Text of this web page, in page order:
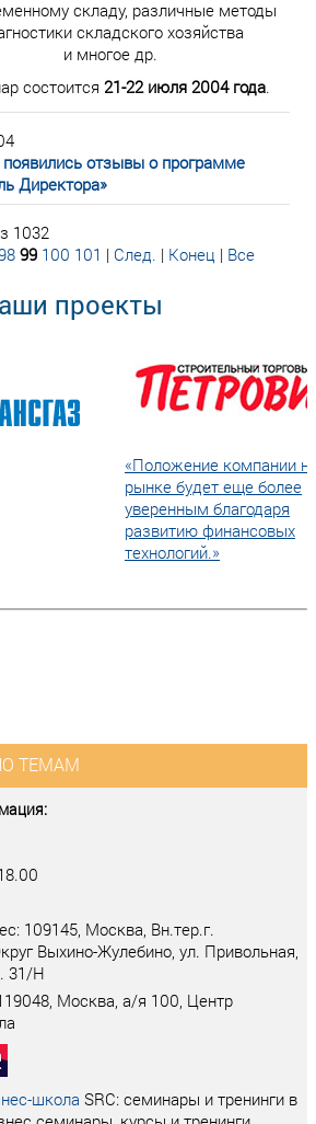
складу, различные методы
складского хозяйства
и многое др.
состоится 21-22 июля 2004 года.
отзывы о программе
Директора»
1032
99 100 101 | След. | Конец | Все
проекты
«Положение компании
рынке будет еще более
уверенным благодаря
развитию финансовых
технологий.»
109145, Москва, Вн.тер.г.
Выхино-Жулебино, ул. Привольная,
31/Н
, Москва, а/я 100, Центр
ТЕМАМ
школа SRC: семинары и тренинги в